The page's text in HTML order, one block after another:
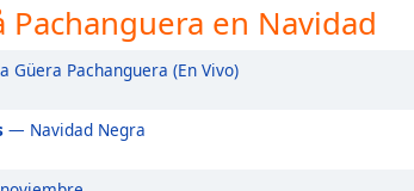
Pachanguera en Navidad
Güera Pachanguera (En Vivo)
— Navidad Negra